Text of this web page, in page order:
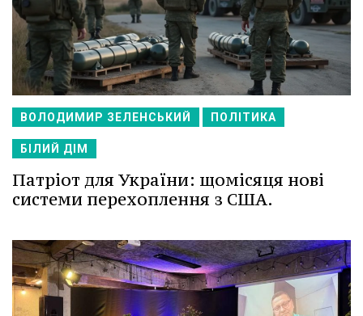
ВОЛОДИМИР ЗЕЛЕНСЬКИЙ ПОЛІТИКА
БІЛИЙ ДІМ
Патріот для України: щомісяця нові
системи перехоплення з США.